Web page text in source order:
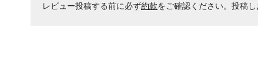
レビュー投稿する前に必ず約款をご確認ください。投稿